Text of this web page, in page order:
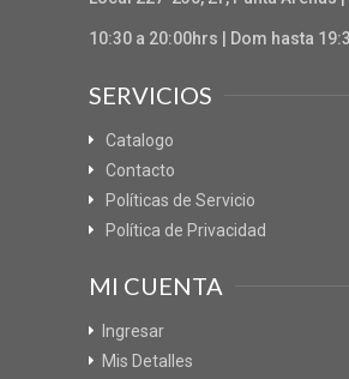
10:30 a 20:00hrs | Dom hasta
SERVICIOS
Catalogo
Contacto
Políticas de Servicio
Política de Privacidad
MI CUENTA
Ingresar
Mis Detalles